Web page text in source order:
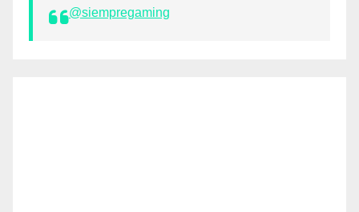
@siempregaming